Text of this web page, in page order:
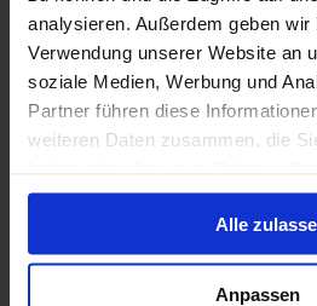
analysieren. Außerdem geben
Verwendung unserer Website an
soziale Medien, Werbung und
Partner führen diese
weiteren Daten zusammen, die
gesammelt haben.
Alle
Anpassen
Boek nu en ontvang tot $ 1000
19 aug. 2026
Balkonhutvan